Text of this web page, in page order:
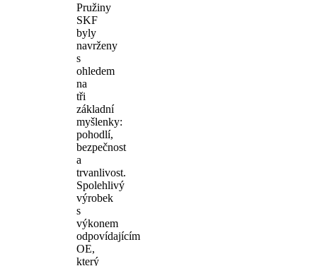
Pružiny
SKF
byly
navrženy
s
ohledem
na
tři
základní
myšlenky:
pohodlí,
bezpečnost
a
trvanlivost.
Spolehlivý
výrobek
s
výkonem
odpovídajícím
OE,
který